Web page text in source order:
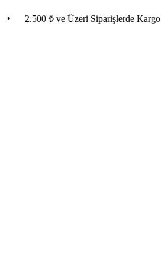
2.500 ₺ ve Üzeri Siparişlerde Kargo Bedava